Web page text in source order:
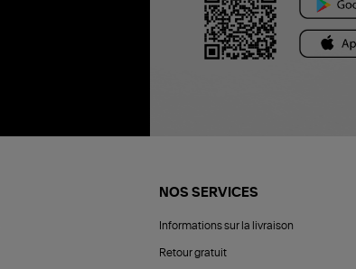
NOS SERVICES
Informations sur la livraison
Retour gratuit